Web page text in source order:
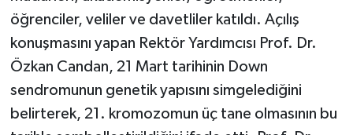
öğrenciler, veliler ve davetliler katıldı. Açılış
konuşmasını yapan Rektör Yardımcısı Prof. Dr.
Özkan Candan, 21 Mart tarihinin Down
sendromunun genetik yapısını simgelediğini
belirterek, 21. kromozomun üç tane olmasının bu